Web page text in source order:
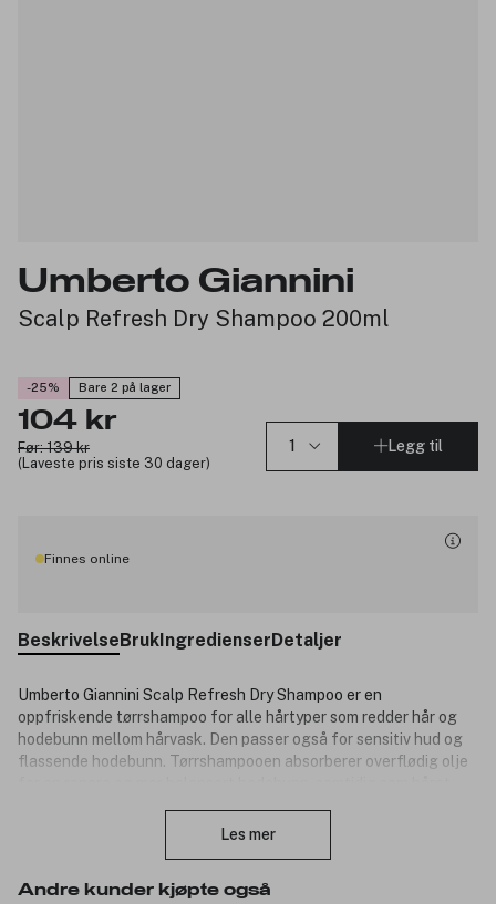
Umberto Giannini
Scalp Refresh Dry Shampoo 200ml
-25% Bare 2 på lager
104 kr
Før: 139 kr
(Laveste pris siste 30 dager)
Legg til
Finnes online
BeskrivelseBrukIngredienserDetaljer
Umberto Giannini Scalp Refresh Dry Shampoo er en
oppfriskende tørrshampoo for alle hårtyper som redder hår og
hodebunn mellom hårvask. Den passer også for sensitiv hud og
flassende hodebunn. Tørrshampooen absorberer overflødig olje
inneholder naturlig stivelse som etterlater hodebunn og hår med
appelsin.
Les mer
Andre kunder kjøpte også